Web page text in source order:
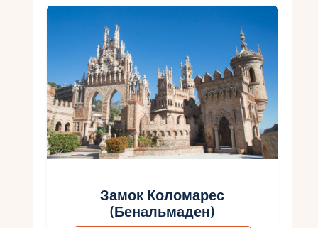
Контакты
Укр
Замок Коломарес
(Бенальмаден)